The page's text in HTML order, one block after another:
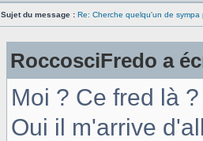
Sujet du message : Re: Cherche quelqu'un de
RoccosciFredo a
Moi ? Ce fred là ?
Oui il m'arrive